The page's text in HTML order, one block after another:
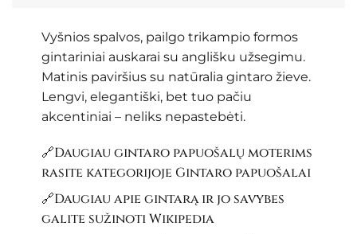
Vyšnios spalvos, pailgo trikampio formos
gintariniai auskarai su anglišku užsegimu.
Matinis paviršius su natūralia gintaro žieve.
Lengvi, elegantiški, bet tuo pačiu
akcentiniai – neliks nepastebėti.
🔗Daugiau gintaro papuošalų moterims
rasite kategorijoje Gintaro papuošalai
🔗Daugiau apie gintarą ir jo savybes
galite sužinotiWikipedia